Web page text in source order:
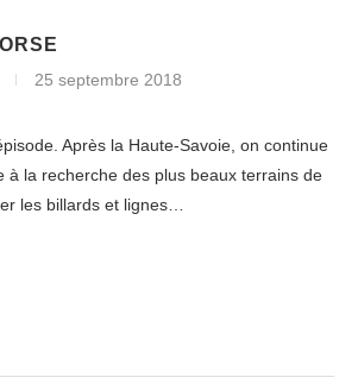
25 septembre 2018
Après la Haute-Savoie, on continue
à la recherche des plus beaux terrains de
les billards et lignes…